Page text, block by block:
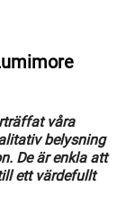
våra
belysning
De är enkla att
ett värdefullt